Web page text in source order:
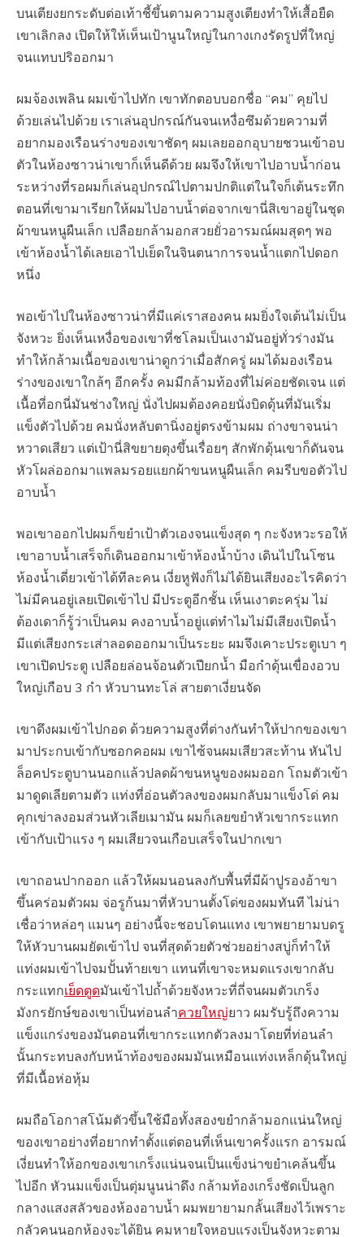
บนเตียงยกระดับต่อเท้าชี้ขึ้นตามความสูงเตียงทำให้เสื้อยืด
เขาเลิกลง เปิดให้ให้เห็นเป้านูนใหญ่ในกางเกงรัดรูปที่ใหญ่
จนแทบปริออกมา
ผมจ้องเพลิน ผมเข้าไปทัก เขาทักตอบบอกชื่อ “คม” คุยไป
ด้วยเล่นไปด้วย เราเล่นอุปกรณ์กันจนเหงื่อซึมด้วยความที่
อยากมองเรือนร่างของเขาชัดๆ ผมเลยออกอุบายชวนเข้าอบ
ตัวในห้องซาวน่าเขาก็เห็นดีด้วย ผมจึงให้เขาไปอาบน้ำก่อน
ระหว่างที่รอผมก็เล่นอุปกรณ์ไปตามปกติแต่ในใจก็เต้นระทึก
ตอนที่เขามาเรียกให้ผมไปอาบน้ำต่อจากเขานี่สิเขาอยู่ในชุด
ผ้าขนหนูผืนเล็ก เปลือยกล้ามอกสวยยั่วอารมณ์ผมสุดๆ พอ
เข้าห้องน้ำได้เลยเอาไปเย็ดในจินตนาการจนน้ำแตกไปดอก
หนึ่ง
พอเข้าไปในห้องซาวน่าที่มีแค่เราสองคน ผมยิ่งใจเต้นไม่เป็น
จังหวะ ยิ่งเห็นเหงื่อของเขาที่ชโลมเป็นเงามันอยู่ทั่วร่างมัน
ทำให้กล้ามเนื้อของเขาน่าดูกว่าเมื่อสักครู่ ผมได้มองเรือน
ร่างของเขาใกล้ๆ อีกครั้ง คมมีกล้ามท้องที่ไม่ค่อยชัดเจน แต่
เนื้อที่อกนี่มันช่างใหญ่ นั่งไปผมต้องคอยนั่งบิดดุ้นที่มันเริ่ม
แข็งตัวไปด้วย คมนั่งหลับตานิ่งอยู่ตรงข้ามผม ถ่างขาจนน่า
หวาดเสียว แต่เป้านี่สิขยายตุงขึ้นเรื่อยๆ สักพักดุ้นเขาก็ดันจน
หัวโผล่ออกมาแพลมรอยแยกผ้าขนหนูผืนเล็ก คมรีบขอตัวไป
อาบน้ำ
พอเขาออกไปผมก็ขยำเป้าตัวเองจนแข็งสุด ๆ กะจังหวะรอให้
เขาอาบน้ำเสร็จก็เดินออกมาเข้าห้องน้ำบ้าง เดินไปในโซน
ห้องน้ำเดี่ยวเข้าได้ทีละคน เงี่ยหูฟังก็ไม่ได้ยินเสียงอะไรคิดว่า
ไม่มีคนอยู่เลยเปิดเข้าไป มีประตูอีกชั้น เห็นเงาตะครุ่ม ไม่
ต้องเดาก็รู้ว่าเป็นคม คงอาบน้ำอยู่แต่ทำไมไม่มีเสียงเปิดน้ำ
มีแต่เสียงกระเส่าลอดออกมาเป็นระยะ ผมจึงเคาะประตูเบา ๆ
เขาเปิดประตู เปลือยล่อนจ้อนตัวเปียกน้ำ มือกำดุ้นเขื่องอวบ
ใหญ่เกือบ 3 กำ หัวบานทะโล่ สายตาเงี่ยนจัด
เขาดึงผมเข้าไปกอด ด้วยความสูงที่ต่างกันทำให้ปากของเขา
มาประกบเข้ากับซอกคอผม เขาไซ้จนผมเสียวสะท้าน หันไป
ล็อคประตูบานนอกแล้วปลดผ้าขนหนูของผมออก โถมตัวเข้า
มาดูดเลียตามตัว แท่งที่อ่อนตัวลงของผมกลับมาแข็งโด่ คม
คุกเข่าลงอมส่วนหัวเลียเมามัน ผมก็เลยขยำหัวเขากระแทก
เข้ากับเป้าแรง ๆ ผมเสียวจนเกือบเสร็จในปากเขา
เขาถอนปากออก แล้วให้ผมนอนลงกับพื้นที่มีผ้าปูรองอ้าขา
ขึ้นคร่อมตัวผม จ่อรูก้นมาที่หัวบานตั้งโด่ของผมทันที ไม่น่า
เชื่อว่าหล่อๆ แมนๆ อย่างนี้จะชอบโดนแทง เขาพยายามบดรู
ให้หัวบานผมยัดเข้าไป จนที่สุดด้วยตัวช่วยอย่างสบู่ก็ทำให้
แท่งผมเข้าไปจมปั้นท้ายเขา แทนที่เขาจะหมดแรงเขากลับ
กระแทกเย็ดตูดมันเข้าไปถ้ำด้วยจังหวะที่ถี่จนผมตัวเกร็ง
มังกรยักษ์ของเขาเป็นท่อนลำควยใหญ่ยาว ผมรับรู้ถึงความ
แข็งแกร่งของมันตอนที่เขากระแทกตัวลงมาโดยที่ท่อนลำ
นั้นกระทบลงกับหน้าท้องของผมมันเหมือนแท่งเหล็กดุ้นใหญ่
ที่มีเนื้อห่อหุ้ม
ผมถือโอกาสโน้มตัวขึ้นใช้มือทั้งสองขยำกล้ามอกแน่นใหญ่
ของเขาอย่างที่อยากทำตั้งแต่ตอนที่เห็นเขาครั้งแรก อารมณ์
เงี่ยนทำให้อกของเขาเกร็งแน่นจนเป็นแข็งน่าขยำเคล้นขึ้น
ไปอีก หัวนมแข็งเป็นตุ่มนูนน่าดึง กล้ามท้องเกร็งชัดเป็นลูก
กลางแสงสลัวของห้องอาบน้ำ ผมพยายามกลั้นเสียงไว้เพราะ
กลัวคนนอกห้องจะได้ยิน คมหายใจหอบแรงเป็นจังหวะตาม